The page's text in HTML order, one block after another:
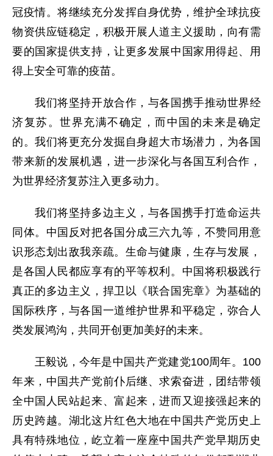
冠疫情。将继续充分发挥自身优势，维护全球抗疫
物资供应链稳定，积极开展人道主义援助，向有需
要的国家提供支持，让更多发展中国家用得起、用
得上安全可靠的疫苗。
我们将坚持开放合作，与各国携手推动世界经
济复苏。世界充满不确定，而中国的未来是确定
的。我们将更充分发掘自身超大市场潜力，为各国
带来新的发展机遇，进一步深化与各国互利合作，
为世界经济复苏注入更多动力。
我们将坚持多边主义，与各国携手打造命运共
同体。中国反对把各国分成三六九等，不赞同用意
识形态划出敌我亲疏。生命与健康，生存与发展，
是各国人民都应享有的平等权利。中国将积极践行
真正的多边主义，捍卫以《联合国宪章》为基础的
国际秩序，与各国一道维护世界和平稳定，弥合人
类发展鸿沟，共同开创更加美好的未来。
王毅说，今年是中国共产党建党100周年。100
年来，中国共产党前仆后继、求索奋进，团结带领
全中国人民站起来、富起来，进而又迎接强起来的
历史跨越。湖北这片红色大地在中国共产党历史上
具有特殊地位，屹立着一座座中国共产党早期历史